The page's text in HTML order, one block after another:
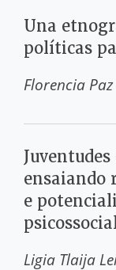
Una
políticas
Florencia
ensaiando
e
Ligia Tlaija